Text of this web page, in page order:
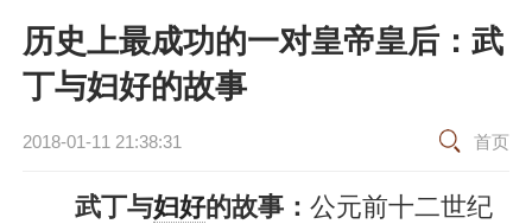
历史上最成功的一对皇帝皇后：武
丁与妇好的故事
2018-01-11 21:38:31 首页
武丁与妇好的故事： 公元前十二世纪